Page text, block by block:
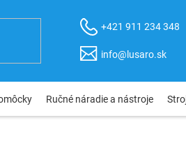
+421 911 234 348
info@lusaro.sk
Ručné náradie a nástroje